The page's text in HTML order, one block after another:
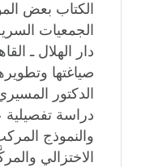
الكتاب بعض
الجمعيات
صياغتها
الدكتور
دراسة تفصيلية
والنموذج
الاختزالي